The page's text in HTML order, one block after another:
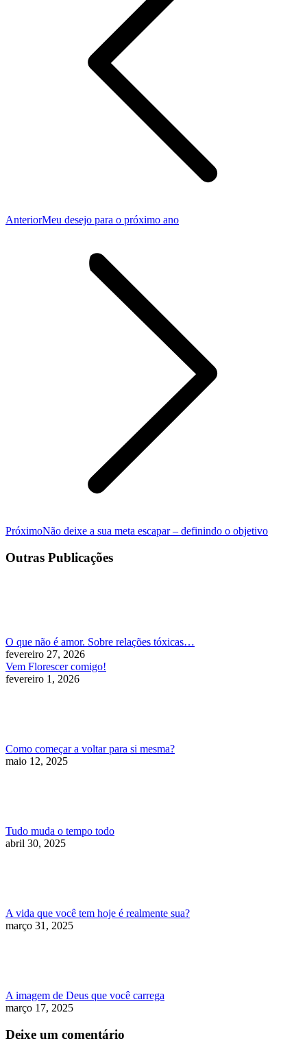
AnteriorPublicação
Meu desejo para o próximo ano
PróximoPróximo
Não deixe a sua meta escapar – definindo o objetivo
Outras Publicações
O que não é amor. Sobre relações tóxicas…
fevereiro 27, 2026
Vem Florescer comigo!
fevereiro 1, 2026
Como começar a voltar para si mesma?
maio 12, 2025
Tudo muda o tempo todo
abril 30, 2025
A vida que você tem hoje é realmente sua?
março 31, 2025
A imagem de Deus que você carrega
março 17, 2025
Deixe um comentário